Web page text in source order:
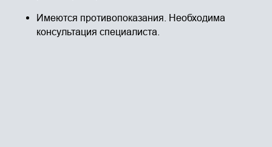
Имеются противопоказания. Необходима
консультация специалиста.